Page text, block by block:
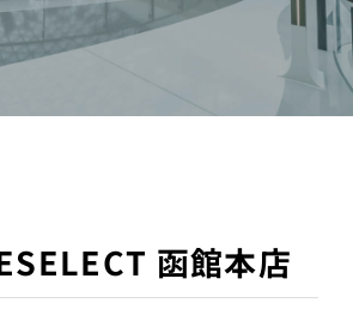
函館本店